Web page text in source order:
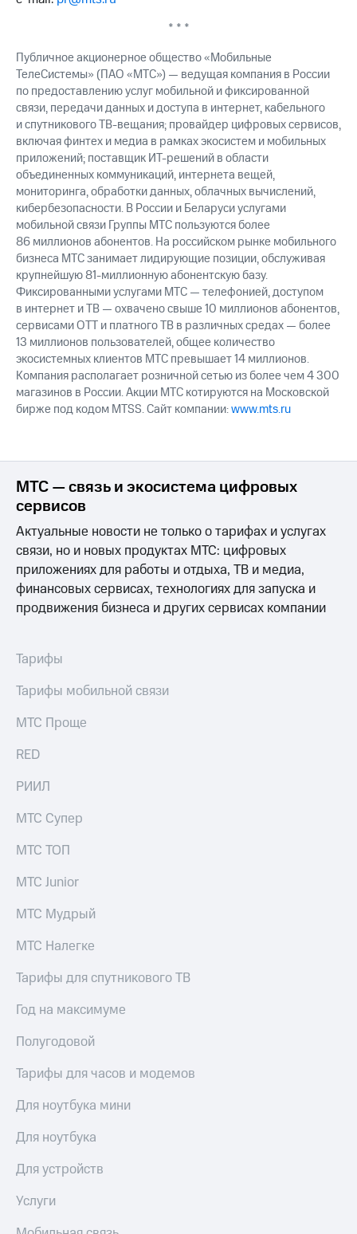
* * *
Публичное акционерное общество «Мобильные
ТелеСистемы» (ПАО «МТС») — ведущая компания в России
по предоставлению услуг мобильной и фиксированной
связи, передачи данных и доступа в интернет, кабельного
и спутникового ТВ-вещания; провайдер цифровых сервисов,
включая финтех и медиа в рамках экосистем и мобильных
приложений; поставщик ИТ-решений в области
объединенных коммуникаций, интернета вещей,
мониторинга, обработки данных, облачных вычислений,
кибербезопасности. В России и Беларуси услугами
мобильной связи Группы МТС пользуются более
86 миллионов абонентов. На российском рынке мобильного
бизнеса МТС занимает лидирующие позиции, обслуживая
крупнейшую 81-миллионную абонентскую базу.
Фиксированными услугами МТС — телефонией, доступом
в интернет и ТВ — охвачено свыше 10 миллионов абонентов,
сервисами OTT и платного ТВ в различных средах — более
13 миллионов пользователей, общее количество
экосистемных клиентов МТС превышает 14 миллионов.
Компания располагает розничной сетью из более чем 4 300
магазинов в России. Акции МТС котируются на Московской
бирже под кодом MTSS. Сайт компании:www.mts.ru
МТС — связь и экосистема цифровых
сервисов
Актуальные новости не только о тарифах и услугах
связи, но и новых продуктах МТС: цифровых
приложениях для работы и отдыха, ТВ и медиа,
финансовых сервисах, технологиях для запуска и
продвижения бизнеса и других сервисах компании
Тарифы
Тарифы мобильной связи
МТС Проще
RED
РИИЛ
МТС Супер
МТС ТОП
МТС Junior
МТС Мудрый
МТС Налегке
Тарифы для спутникового ТВ
Год на максимуме
Полугодовой
Тарифы для часов и модемов
Для ноутбука мини
Для ноутбука
Для устройств
Услуги